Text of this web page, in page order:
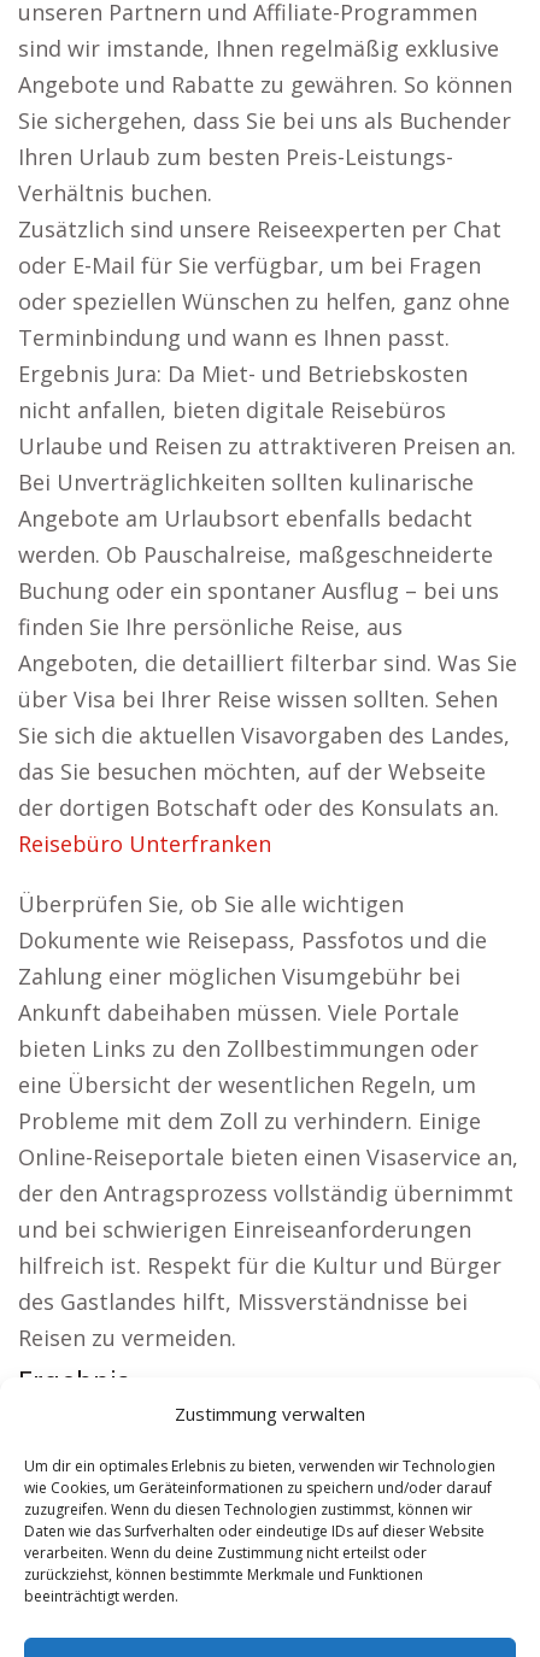
Zustimmung verwalten
Um dir ein optimales Erlebnis zu bieten, verwenden wir Technologien
wie Cookies, um Geräteinformationen zu speichern und/oder darauf
zuzugreifen. Wenn du diesen Technologien zustimmst, können wir
Daten wie das Surfverhalten oder eindeutige IDs auf dieser Website
verarbeiten. Wenn du deine Zustimmung nicht erteilst oder
zurückziehst, können bestimmte Merkmale und Funktionen
beeinträchtigt werden.
unseren Partnern und Affiliate-Programmen
sind wir imstande, Ihnen regelmäßig exklusive
Angebote und Rabatte zu gewähren. So können
Sie sichergehen, dass Sie bei uns als Buchender
Ihren Urlaub zum besten Preis-Leistungs-
Verhältnis buchen.
Zusätzlich sind unsere Reiseexperten per Chat
oder E-Mail für Sie verfügbar, um bei Fragen
oder speziellen Wünschen zu helfen, ganz ohne
Terminbindung und wann es Ihnen passt.
Ergebnis Jura: Da Miet- und Betriebskosten
nicht anfallen, bieten digitale Reisebüros
Urlaube und Reisen zu attraktiveren Preisen an.
Bei Unverträglichkeiten sollten kulinarische
Angebote am Urlaubsort ebenfalls bedacht
werden. Ob Pauschalreise, maßgeschneiderte
Buchung oder ein spontaner Ausflug – bei uns
finden Sie Ihre persönliche Reise, aus
Angeboten, die detailliert filterbar sind. Was Sie
über Visa bei Ihrer Reise wissen sollten. Sehen
Sie sich die aktuellen Visavorgaben des Landes,
das Sie besuchen möchten, auf der Webseite
der dortigen Botschaft oder des Konsulats an.
Reisebüro Unterfranken
Überprüfen Sie, ob Sie alle wichtigen
Dokumente wie Reisepass, Passfotos und die
Zahlung einer möglichen Visumgebühr bei
Ankunft dabeihaben müssen. Viele Portale
bieten Links zu den Zollbestimmungen oder
eine Übersicht der wesentlichen Regeln, um
Probleme mit dem Zoll zu verhindern. Einige
Online-Reiseportale bieten einen Visaservice an,
der den Antragsprozess vollständig übernimmt
und bei schwierigen Einreiseanforderungen
hilfreich ist. Respekt für die Kultur und Bürger
des Gastlandes hilft, Missverständnisse bei
Reisen zu vermeiden.
Ergebnis:
Lokale Hinweise:Wohnung mieten Jura
Jura|Autovermietung Jura|Versicherung Jura
|Hauskauf Jura|Hundeschule Jura
Contents [show]
No tags for this post.